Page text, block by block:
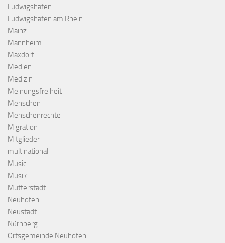
Ludwigshafen
Ludwigshafen am Rhein
Mainz
Mannheim
Maxdorf
Medien
Medizin
Meinungsfreiheit
Menschen
Menschenrechte
Migration
Mitglieder
multinational
Music
Musik
Mutterstadt
Neuhofen
Neustadt
Nürnberg
Ortsgemeinde Neuhofen